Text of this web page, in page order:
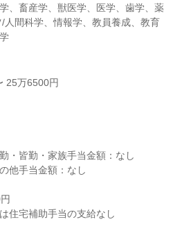
、畜産学、獣医学、医学、歯学、薬
人間科学、情報学、教員養成、教育
25万6500円
・皆勤・家族手当金額：なし
他手当金額：なし
住宅補助手当の支給なし